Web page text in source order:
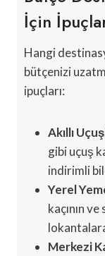
İçin
Hangi
bütçenizi
ipuçları:
Akıllı
gibi uçuş
indirimli
Yerel
kaçının
Merkezi